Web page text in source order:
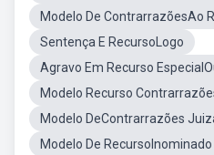
Modelo De ContrarrazõesAo
Sentença E RecursoLogo
Agravo Em Recurso
Modelo Recurso
Modelo DeContrarrazões
Modelo De RecursoInominado